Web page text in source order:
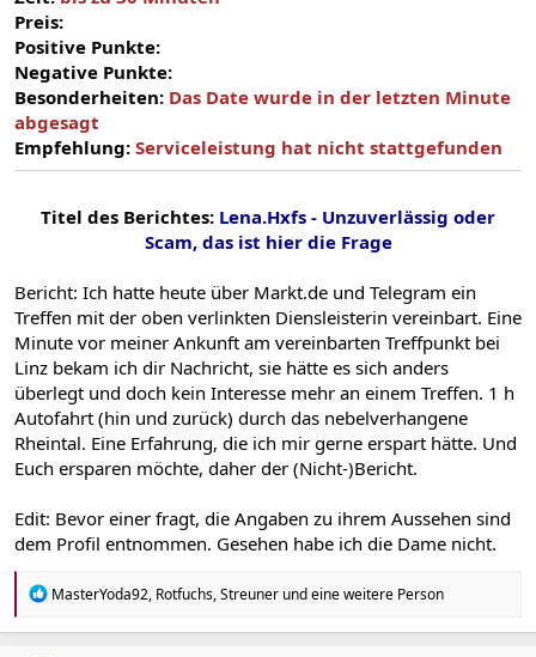
Preis:
Positive Punkte:
Negative Punkte:
Besonderheiten: Das Date wurde in der letzten Minute
abgesagt
Empfehlung: Serviceleistung hat nicht stattgefunden
Titel des Berichtes: Lena.Hxfs - Unzuverlässig oder
Scam, das ist hier die Frage
Bericht: Ich hatte heute über Markt.de und Telegram ein
Treffen mit der oben verlinkten Diensleisterin vereinbart. Eine
Minute vor meiner Ankunft am vereinbarten Treffpunkt bei
Linz bekam ich dir Nachricht, sie hätte es sich anders
überlegt und doch kein Interesse mehr an einem Treffen. 1 h
Autofahrt (hin und zurück) durch das nebelverhangene
Rheintal. Eine Erfahrung, die ich mir gerne erspart hätte. Und
Euch ersparen möchte, daher der (Nicht-)Bericht.
Edit: Bevor einer fragt, die Angaben zu ihrem Aussehen sind
dem Profil entnommen. Gesehen habe ich die Dame nicht.
R
a
MasterYoda92, Rotfuchs,Streuner und eine weitere Person